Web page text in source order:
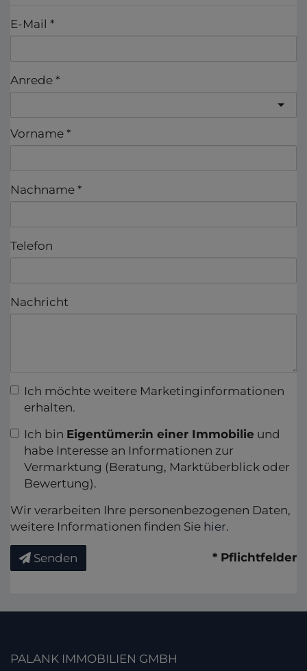
E-Mail
Anrede
Vorname
Nachname
Telefon
Nachricht
Ich möchte weitere Marketinginformationen
erhalten.
Ich bin Eigentümer:in einer Immobilie und
habe Interesse an Informationen zur
Vermarktung (Beratung, Marktüberblick oder
Bewertung).
Wir verarbeiten Ihre personenbezogenen Daten,
weitere Informationen finden Sie hier.
Senden * Pflichtfelder
PALANK IMMOBILIEN GMBH